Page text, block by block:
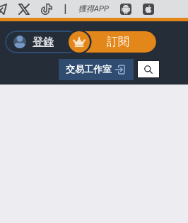
| 獲得APP
登錄
訂閱
交易工作室